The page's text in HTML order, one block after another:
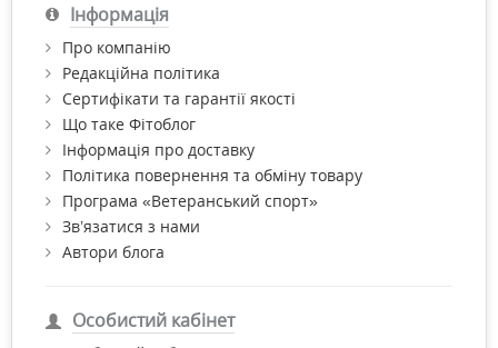
Інформація
Про компанію
Редакційна політика
Сертифікати та гарантії якості
Що таке Фітоблог
Інформація про доставку
Політика повернення та обміну товару
Програма «Ветеранський спорт»
Зв’язатися з нами
Автори блога
Особистий кабінет